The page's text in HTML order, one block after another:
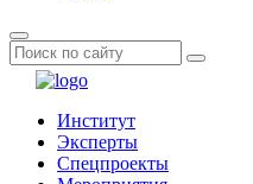
Институт
Эксперты
Спецпроекты